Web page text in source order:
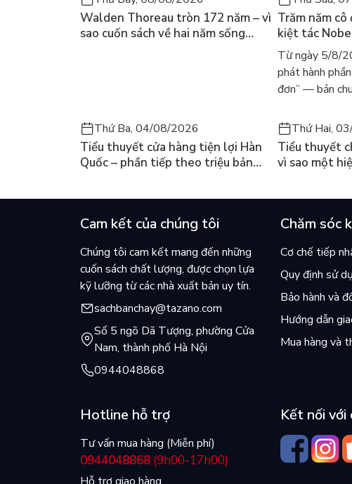
Walden Thoreau tròn 172 năm – vì
sao cuốn sách về hai năm sống
Trăm năm
kiệt tác
dòng người
Márquez
Từ ngày 5/8/
phát hành
đơn” — bản
Thứ Ba, 04/08/2026
Tiểu thuyết cửa hàng tiện lợi Hàn
Quốc – phần tiếp theo triệu bản
Thứ Hai,
Tiểu thuyết
vì sao một
Cam kết của chúng tôi
Chúng tôi cam kết mang đến những
cuốn sách chất lượng, được chọn lựa
kỹ lưỡng từ các nhà xuất bản uy tín.
sachbanchay@tazano.com
Số 5 ngõ Dã Tượng, phường Cửa
Nam, thành phố Hà Nội
0944048868
Chăm sóc
Cơ chế tiếp
Quy định sử
Bảo hành và
Hướng dẫn
Mua hàng và
Hotline hỗ trợ
Tư vấn mua hàng (Miễn phí)
0944048868 (9h00-17h00)
Kết nối với